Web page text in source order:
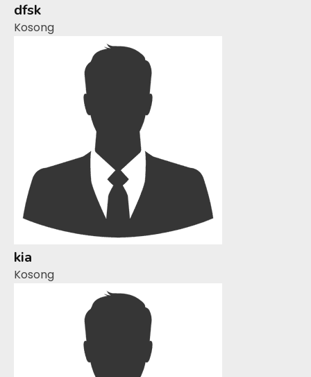
dfsk
Kosong
kia
Kosong